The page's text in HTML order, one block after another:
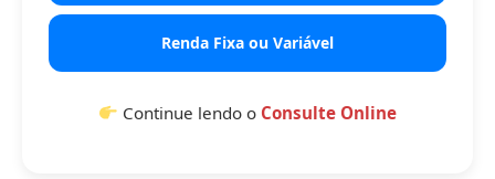
Renda Fixa ou Variável
Continue lendo o Consulte Online